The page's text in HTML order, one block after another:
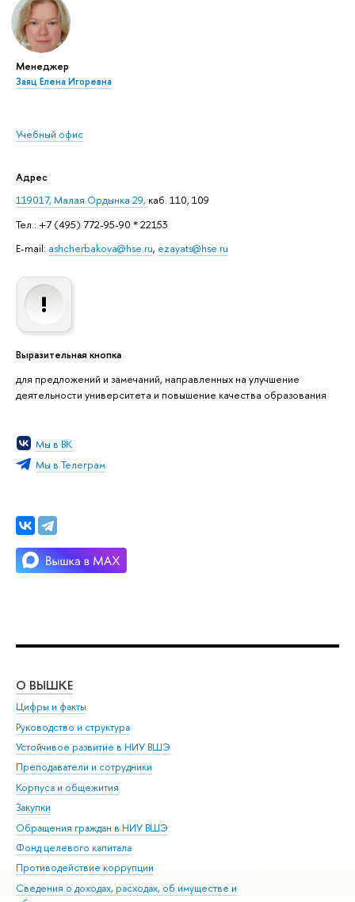
Менеджер
Заяц Елена Игоревна
Учебный офис
Адрес
119017, Малая Ордынка 29, каб. 110, 109
Тел.: +7 (495) 772-95-90 * 22153
E-mail: ashcherbakova@hse.ru, ezayats@hse.ru
Выразительная кнопка
для предложений и замечаний, направленных на улучшение
деятельности университета и повышение качества образования
Мы в ВК
Мы в Телеграм
О ВЫШКЕ
Цифры и факты
Руководство и структура
Устойчивое развитие в НИУ ВШЭ
Преподаватели и сотрудники
Корпуса и общежития
Закупки
Обращения граждан в НИУ ВШЭ
Фонд целевого капитала
Противодействие коррупции
Сведения о доходах, расходах, об имуществе и